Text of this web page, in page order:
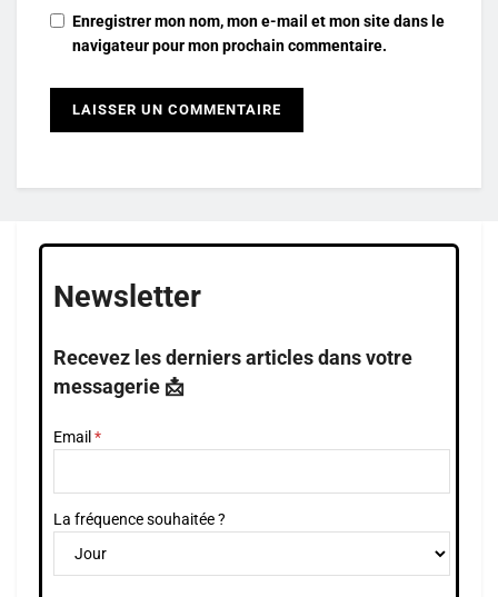
Enregistrer mon nom, mon e-mail et mon site dans le
navigateur pour mon prochain commentaire.
Newsletter
Recevez les derniers articles dans votre
messagerie 📩
Email
La fréquence souhaitée ?